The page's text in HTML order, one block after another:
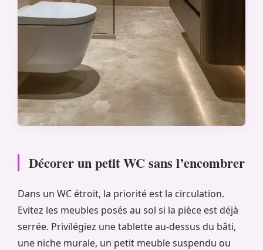
Décorer un petit WC sans l’encombrer
Dans un WC étroit, la priorité est la circulation.
Evitez les meubles posés au sol si la pièce est déjà
serrée. Privilégiez une tablette au-dessus du bâti,
une niche murale, un petit meuble suspendu ou